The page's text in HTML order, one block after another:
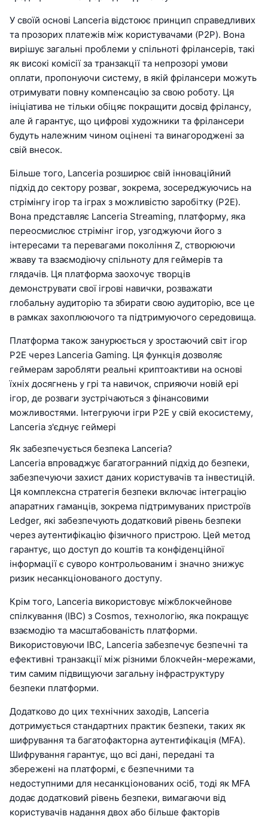
У своїй основі Lanceria відстоює принцип справедливих
та прозорих платежів між користувачами (P2P). Вона
вирішує загальні проблеми у спільноті фрілансерів, такі
як високі комісії за транзакції та непрозорі умови
оплати, пропонуючи систему, в якій фрілансери можуть
отримувати повну компенсацію за свою роботу. Ця
ініціатива не тільки обіцяє покращити досвід фрілансу,
але й гарантує, що цифрові художники та фрілансери
будуть належним чином оцінені та винагороджені за
свій внесок.
Більше того, Lanceria розширює свій інноваційний
підхід до сектору розваг, зокрема, зосереджуючись на
стрімінгу ігор та іграх з можливістю заробітку (P2E).
Вона представляє Lanceria Streaming, платформу, яка
переосмислює стрімінг ігор, узгоджуючи його з
інтересами та перевагами покоління Z, створюючи
жваву та взаємодіючу спільноту для геймерів та
глядачів. Ця платформа заохочує творців
демонструвати свої ігрові навички, розважати
глобальну аудиторію та збирати свою аудиторію, все це
в рамках захоплюючого та підтримуючого середовища.
Платформа також занурюється у зростаючий світ ігор
P2E через Lanceria Gaming. Ця функція дозволяє
геймерам заробляти реальні криптоактиви на основі
їхніх досягнень у грі та навичок, сприяючи новій ері
ігор, де розваги зустрічаються з фінансовими
можливостями. Інтегруючи ігри P2E у свій екосистему,
Lanceria з'єднує геймері
Як забезпечується безпека Lanceria?
Lanceria впроваджує багатогранний підхід до безпеки,
забезпечуючи захист даних користувачів та інвестицій.
Ця комплексна стратегія безпеки включає інтеграцію
апаратних гаманців, зокрема підтримуваних пристроїв
Ledger, які забезпечують додатковий рівень безпеки
через аутентифікацію фізичного пристрою. Цей метод
гарантує, що доступ до коштів та конфіденційної
інформації є суворо контрольованим і значно знижує
ризик несанкціонованого доступу.
Крім того, Lanceria використовує міжблокчейнове
спілкування (IBC) з Cosmos, технологію, яка покращує
взаємодію та масштабованість платформи.
Використовуючи IBC, Lanceria забезпечує безпечні та
ефективні транзакції між різними блокчейн-мережами,
тим самим підвищуючи загальну інфраструктуру
безпеки платформи.
Додатково до цих технічних заходів, Lanceria
дотримується стандартних практик безпеки, таких як
шифрування та багатофакторна аутентифікація (MFA).
Шифрування гарантує, що всі дані, передані та
збережені на платформі, є безпечними та
недоступними для несанкціонованих осіб, тоді як MFA
додає додатковий рівень безпеки, вимагаючи від
користувачів надання двох або більше факторів